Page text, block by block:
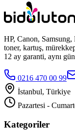
HP, Canon,
toner, kartuş,
12 ay garanti, aynı
0216 470 00 99
İstanbul, Türkiye
Pazartesi -
Kategoriler